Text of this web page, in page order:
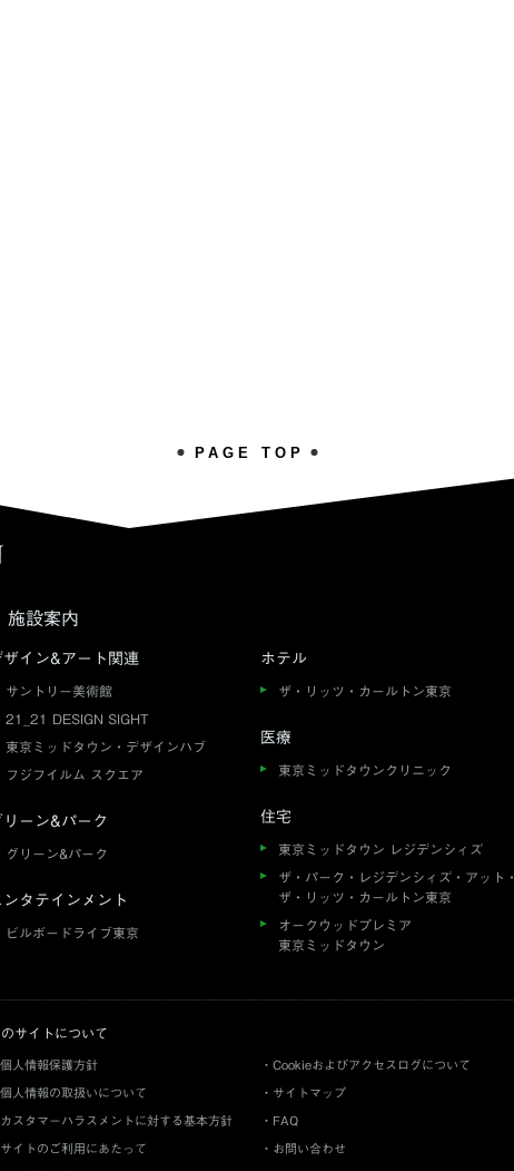
PAGE TOP
施設案内
ザイン&アート関連
サントリー美術館
21_21 DESIGN SIGHT
東京ミッドタウン・デザインハブ
フジフイルム スクエア
リーン&パーク
グリーン&パーク
ンタテインメント
ビルボードライブ東京
ホテル
ザ・リッツ・カールトン東京
医療
東京ミッドタウンクリニック
住宅
東京ミッドタウン レジデンシィズ
ザ・パーク・レジデンシィズ・アット・
ザ・リッツ・カールトン東京
オークウッドプレミア
東京ミッドタウン
サイトについて
個人情報保護方針
個人情報の取扱いについて
カスタマーハラスメントに対する基本方針
サイトのご利用にあたって
Cookieおよびアクセスログについて
サイトマップ
FAQ
お問い合わせ